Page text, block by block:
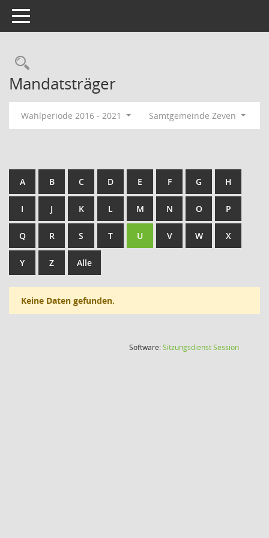
Toggle navigation
Rechercheauswahl
Mandatsträger
Wahlperiode 2016 - 2021 Samtgemeinde Zeven
A B C D E F G H
I J K L M N O P
Q R S T U V W X
Y Z Alle
Keine Daten gefunden.
Software:SitzungsdienstSession(Wird in